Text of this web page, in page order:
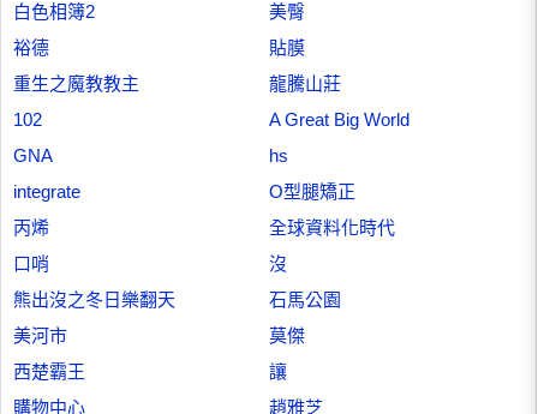
白色相簿2
美臀
裕德
貼膜
重生之魔教教主
龍騰山莊
102
A Great Big World
GNA
hs
integrate
O型腿矯正
丙烯
全球資料化時代
口哨
沒
熊出沒之冬日樂翻天
石馬公園
美河市
莫傑
西楚霸王
讓
購物中心
趙雅芝